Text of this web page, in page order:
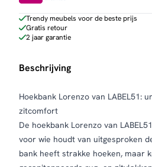
Trendy meubels voor de beste prijs
Gratis retour
2 jaar garantie
Beschrijving
Hoekbank Lorenzo van LABEL51:
zitcomfort
De hoekbank Lorenzo van
voor wie houdt van uitgesproken
bank heeft strakke hoeken, maar